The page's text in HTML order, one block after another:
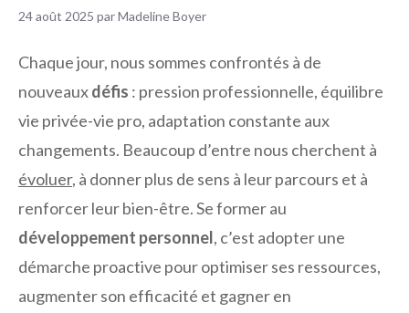
24 août 2025 parMadeline Boyer
Chaque jour, nous sommes confrontés à de
nouveauxdéfis : pression professionnelle, équilibre
vie privée-vie pro, adaptation constante aux
changements. Beaucoup d’entre nous cherchent à
évoluer, à donner plus de sens à leur parcours et à
renforcer leur bien-être. Se former au
développement personnel, c’est adopter une
démarche proactive pour optimiser ses ressources,
augmenter son efficacité et gagner en